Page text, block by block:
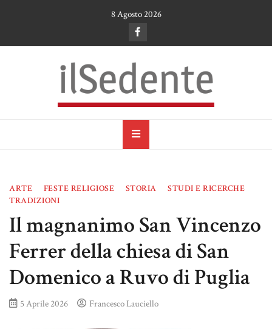
8 Agosto 2026
il Sedente
ARTE FESTE RELIGIOSE STORIA
STUDI E RICERCHE
TRADIZIONI
Il magnanimo San Vincenzo
Ferrer della chiesa di San
Domenico a Ruvo di Puglia
5 Aprile 2026 Francesco Lauciello